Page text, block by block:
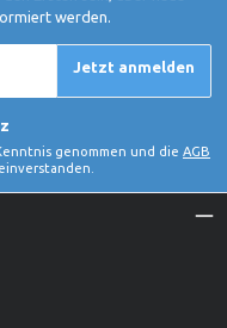
werden.
Jetzt anmelden
genommen und die AGB